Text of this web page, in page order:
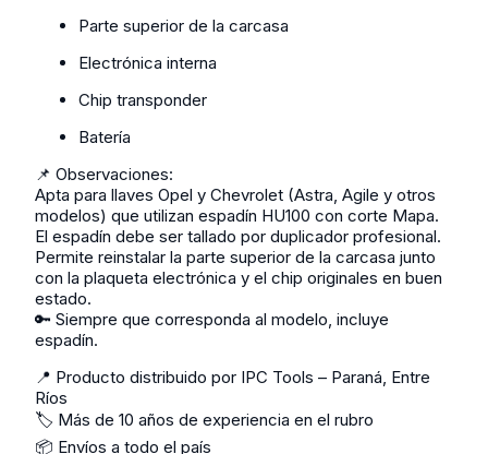
Parte superior de la carcasa
Electrónica interna
Chip transponder
Batería
📌 Observaciones:
Apta para llaves Opel y Chevrolet (Astra, Agile y otros
modelos) que utilizan espadín HU100 con corte Mapa.
El espadín debe ser tallado por duplicador profesional.
Permite reinstalar la parte superior de la carcasa junto
con la plaqueta electrónica y el chip originales en buen
estado.
🔑 Siempre que corresponda al modelo, incluye
espadín.
📍 Producto distribuido por IPC Tools – Paraná, Entre
Ríos
🏷️ Más de 10 años de experiencia en el rubro
📦 Envíos a todo el país